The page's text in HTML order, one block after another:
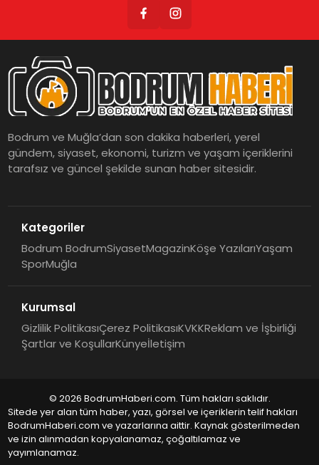
Bodrum ve Muğla’dan son dakika haberleri, yerel
gündem, siyaset, ekonomi, turizm ve yaşam içeriklerini
tarafsız ve güncel şekilde sunan haber sitesidir.
Kategoriler
Bodrum BodrumSiyasetMagazinKöşe YazılarıYaşam
SporMuğla
Kurumsal
Gizlilik PolitikasıÇerez PolitikasıKVKKReklam ve İşbirliği
Şartlar ve KoşullarKünyeİletişim
© 2026 BodrumHaberi.com. Tüm hakları saklıdır.
Sitede yer alan tüm haber, yazı, görsel ve içeriklerin telif hakları
BodrumHaberi.com ve yazarlarına aittir. Kaynak gösterilmeden
ve izin alınmadan kopyalanamaz, çoğaltılamaz ve
yayımlanamaz.